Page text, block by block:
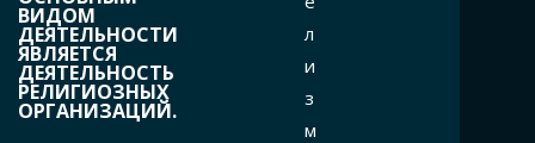
ВИДОМ
ДЕЯТЕЛЬНОСТИ
ЯВЛЯЕТСЯ
ДЕЯТЕЛЬНОСТЬ
РЕЛИГИОЗНЫХ
ОРГАНИЗАЦИЙ.
л
и
з
м